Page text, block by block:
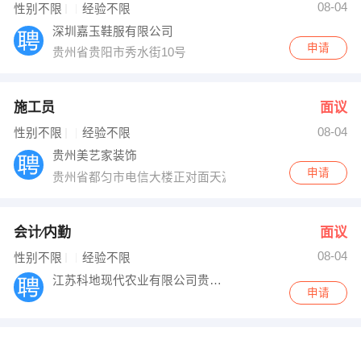
性别不限 经验不限
08-04
深圳嘉玉鞋服有限公司
贵州省贵阳市秀水街10号
申请
施工员 面议
性别不限 经验不限
08-04
贵州美艺家装饰
贵州省都匀市电信大楼正对面天源大厦3楼
申请
会计∕内勤 面议
性别不限 经验不限
08-04
江苏科地现代农业有限公司贵州贵阳办事处
申请